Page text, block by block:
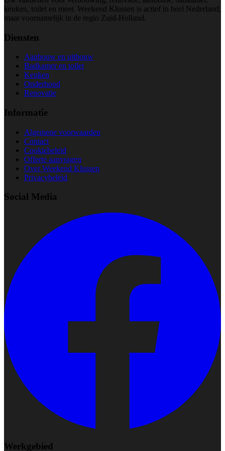
keuken, toilet en meer. Weekend Klussen is actief in heel Nederland,
maar voornamelijk in de regio Zuid-Holland.
Diensten
Aanbouw en uitbouw
Badkamer en toilet
Keuken
Onderhoud
Renovatie
Informatie
Algemene voorwaarden
Contact
Cookiebeleid
Offerte aanvragen
Over Weekend Klussen
Privacybeleid
Social Media
Werkgebied